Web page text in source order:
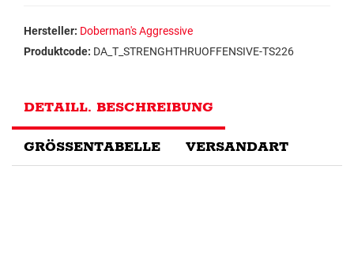
Hersteller: Doberman's Aggressive
Produktcode: DA_T_STRENGHTHRUOFFENSIVE-TS226
DETAILL. BESCHREIBUNG
GRÖSSENTABELLE VERSANDART